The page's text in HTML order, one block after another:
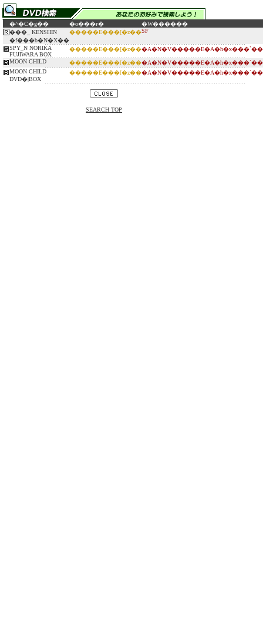
�^�C�g�� �o���ғ�
�W������
���_ KENSHIN
�f���b�N�X��
�����E���[�z��SF
SPY_N NORIKA
FUJIWARA BOX
�����E���[�z��
MOON CHILD
�����E���[�z��
MOON CHILD
DVD�|BOX
�����E���[�z��
SEARCH TOP